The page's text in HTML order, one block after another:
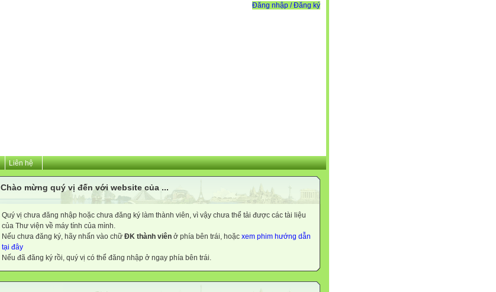
Đăng nhập / Đăng ký
Liên hệ
Chào mừng quý vị đến với website của ...
Quý vị chưa đăng nhập hoặc chưa đăng ký làm thành viên, vì vậy chưa thể tải được các tài liệu
của Thư viện về máy tính của mình.
Nếu chưa đăng ký, hãy nhấn vào chữ ĐK thành viên ở phía bên trái, hoặc xem phim hướng dẫn
tại đây
Nếu đã đăng ký rồi, quý vị có thể đăng nhập ở ngay phía bên trái.